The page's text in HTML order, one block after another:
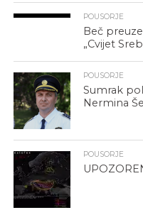
POUSORJE
Beč
„Cvijet
POUSORJE
Sumrak
Nermina
POUSORJE